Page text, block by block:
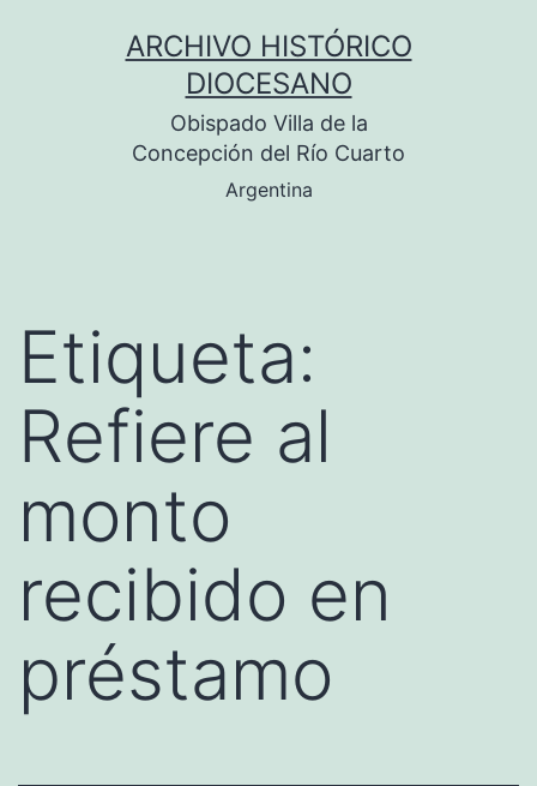
ARCHIVO HISTÓRICO
DIOCESANO
Obispado Villa de la
Concepción del Río Cuarto
Argentina
Etiqueta:
Refiere al
monto
recibido en
préstamo